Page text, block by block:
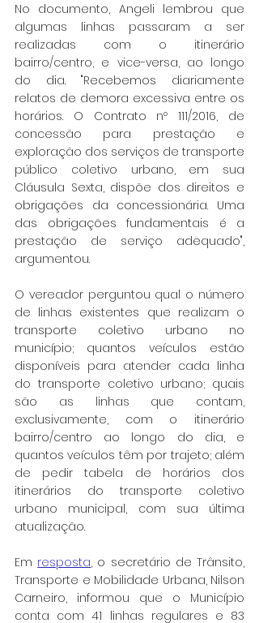
No documento, Angeli lembrou que
algumas linhas passaram a ser
realizadas com o itinerário
bairro/centro, e vice-versa, ao longo
do dia. "Recebemos diariamente
relatos de demora excessiva entre os
horários. O Contrato nº 111/2016, de
concessão para prestação e
exploração dos serviços de transporte
público coletivo urbano, em sua
Cláusula Sexta, dispõe dos direitos e
obrigações da concessionária. Uma
das obrigações fundamentais é a
prestação de serviço adequado",
argumentou.
O vereador perguntou qual o número
de linhas existentes que realizam o
transporte coletivo urbano no
município; quantos veículos estão
disponíveis para atender cada linha
do transporte coletivo urbano; quais
são as linhas que contam,
exclusivamente, com o itinerário
bairro/centro ao longo do dia, e
quantos veículos têm por trajeto; além
de pedir tabela de horários dos
itinerários do transporte coletivo
urbano municipal, com sua última
atualização.
Em resposta, o secretário de Trânsito,
Transporte e Mobilidade Urbana, Nilson
Carneiro, informou que o Município
conta com 41 linhas regulares e 83